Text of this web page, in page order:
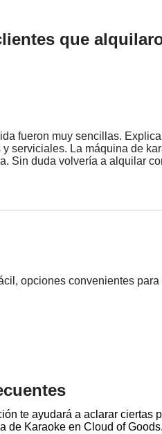
que
fueron muy sencillas.
y serviciales. La máquina de
Sin duda volvería a alquilar
opciones convenientes
te ayudará a aclarar ciertas
de Karaoke en Cloud of Goods.